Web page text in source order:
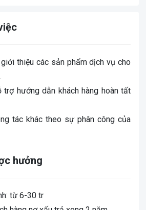
thiệu các sản phẩm dịch vụ cho
hướng dẫn khách hàng hoàn tất
tác khác theo sự phân công của
hưởng
từ 6-30 tr